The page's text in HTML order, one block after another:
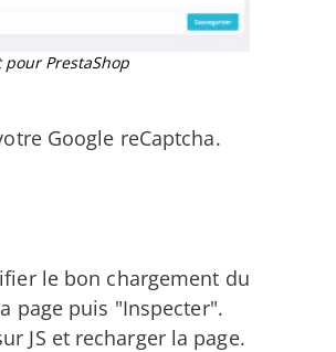
PrestaShop
Google reCaptcha.
le bon chargement du
page puis "Inspecter".
JS et recharger la page.